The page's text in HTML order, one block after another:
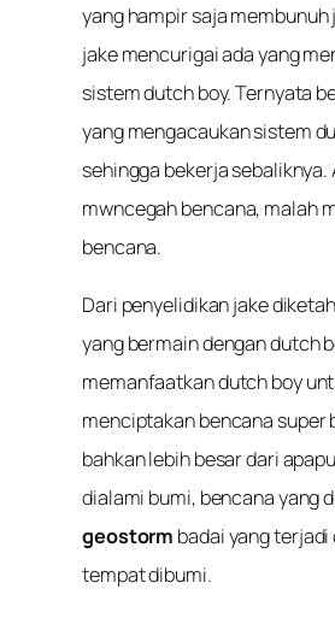
yang hampir saja membunuh
jake mencurigai ada yang
sistem dutch boy. Ternyata
yang mengacaukan sistem
sehingga bekerja
mwncegah bencana, malah
bencana.
Dari penyelidikan jake
yang bermain dengan dutch
memanfaatkan dutch boy
menciptakan bencana super
bahkan lebih besar dari
dialami bumi, bencana yang
geostorm badai yang
tempat dibumi.